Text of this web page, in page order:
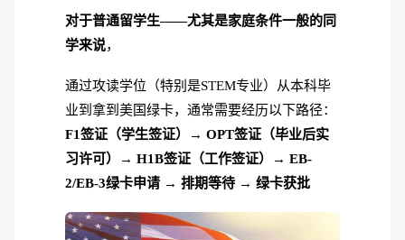
对于普通留学生——尤其是家庭条件一般的同
学来说，
通过攻读学位（特别是STEM专业）从本科毕
业到拿到美国绿卡，通常需要经历以下路径：
F1签证（学生签证）→ OPT签证（毕业后实
习许可）→ H1B签证（工作签证）→ EB-
2/EB-3绿卡申请 → 排期等待 → 绿卡获批